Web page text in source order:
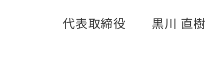
代表取締役 黒川 直樹